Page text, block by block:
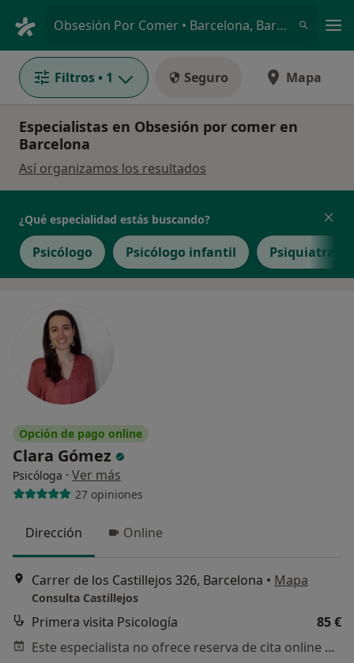
Obsesión Por Comer • Barcelona, Barcelona
Filtros • 1 Seguro Mapa
Especialistas en Obsesión por comer en
Barcelona
Así organizamos los resultados
¿Qué especialidad estás buscando?
Psicólogo Psicólogo infantil Psiquiatra
Opción de pago online
Clara Gómez
Psicóloga · Ver más
27 opiniones
Dirección Online
Carrer de los Castillejos 326, Barcelona • Mapa
Consulta Castillejos
Primera visita Psicología
85 €
Este especialista no ofrece reserva de cita online en esta dirección.